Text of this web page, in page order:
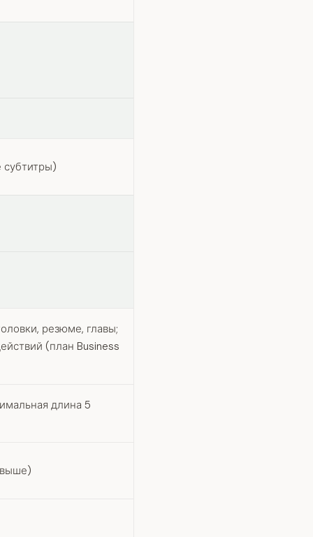
субтитры)
резюме, главы;
(план Business
длина 5